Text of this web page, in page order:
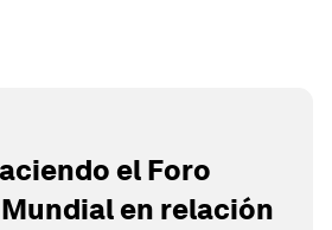
el Foro
en relación